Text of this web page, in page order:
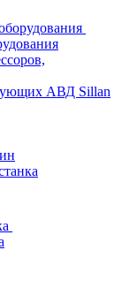
АВД Sillan